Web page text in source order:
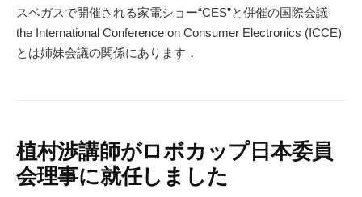
スベガスで開催される家電ショー“CES”と併催の国際会議
the International Conference on Consumer Electronics (ICCE)
とは姉妹会議の関係にあります．
植村渉講師がロボカップ日本委員
会理事に就任しました